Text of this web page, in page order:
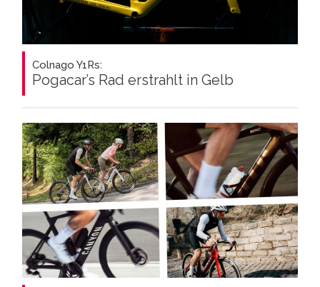
Colnago Y1Rs:
Pogacar’s Rad erstrahlt in Gelb